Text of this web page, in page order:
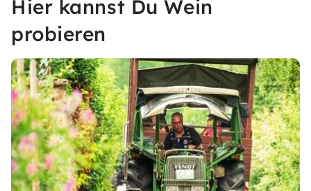
Hier kannst Du Wein
probieren